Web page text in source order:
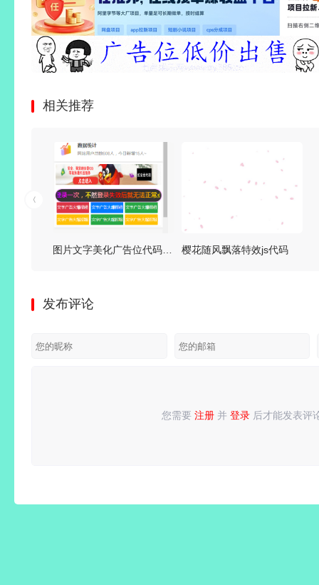
相关推荐
图片文字美化广告位代码-广告源码 樱花随风飘落特效js代码
发布评论
您需要 注册 并 登录 后才能发表评
请登录或 注册后再发表评论！